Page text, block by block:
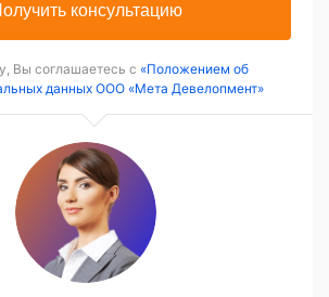
консультацию
Вы соглашаетесь с «Положением об
данных ООО «Мета Девелопмент»